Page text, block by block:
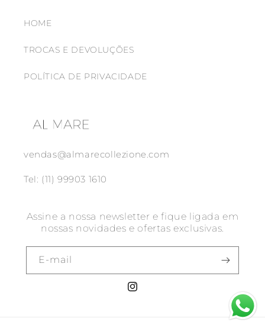
HOME
TROCAS E DEVOLUÇÕES
POLÍTICA DE PRIVACIDADE
vendas@almarecollezione.com
Tel: (11) 99903 1610
Assine a nossa newsletter e fique ligada em
nossas novidades e ofertas exclusivas.
E-mail
Instagram